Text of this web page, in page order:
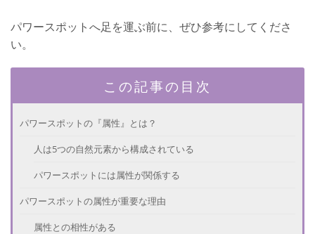
パワースポットへ足を運ぶ前に、ぜひ参考にしてくださ
い。
この記事の目次
パワースポットの『属性』とは？
人は5つの自然元素から構成されている
パワースポットには属性が関係する
パワースポットの属性が重要な理由
属性との相性がある